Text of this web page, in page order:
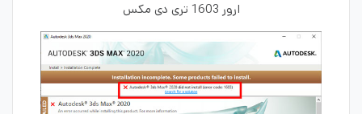
ارور 1603 تری دی مکس